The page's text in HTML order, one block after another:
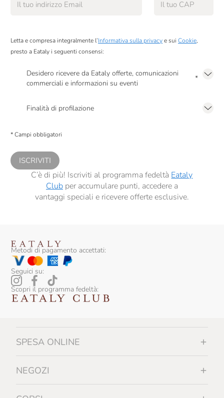
Soena
Tartuflanghe
Testa Conserve
Vecchio Magazzino Doganale
Villa Massa
Villa Sandi
Villa De Varda
Letta e compresa integralmente l’Informativa sulla privacye sui Cookie,
presto a Eataly i seguenti consensi:
Desidero ricevere da Eataly offerte, comunicazioni
commerciali e informazioni su eventi
*
Finalità di profilazione
comunicazioni commerciali personalizzate, in caso di consenso prestato ai
* Campi obbligatori
ISCRIVITI
C’è di più! Iscriviti al programma fedeltà Eataly
Clubper accumulare punti, accedere a
vantaggi speciali e ricevere offerte esclusive.
Metodi di pagamento accettati:
Seguici su:
Scopri il programma fedeltà:
SPESA ONLINE
NEGOZI